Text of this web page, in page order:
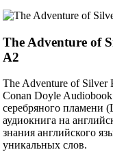
The Adventure of
A2
The Adventure of Silver
Conan Doyle
серебряного
аудиокнига на
знания английского
уникальных слов.